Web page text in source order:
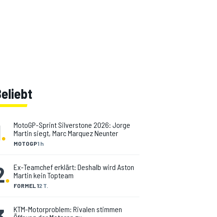
. MOTOGP1 h
MotoGP-Sprint Silverstone 2026: Jorge
Martin siegt, Marc Marquez Neunter
. FORMEL 12 T.
Ex-Teamchef erklärt: Deshalb wird Aston
Martin kein Topteam
KTM-Motorproblem: Rivalen stimmen